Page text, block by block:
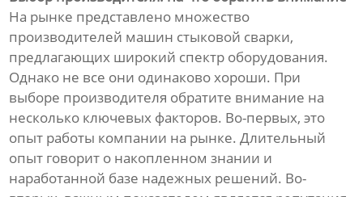
На рынке представлено множество
производителей машин стыковой сварки,
предлагающих широкий спектр оборудования.
Однако не все они одинаково хороши. При
выборе производителя обратите внимание на
несколько ключевых факторов. Во-первых, это
опыт работы компании на рынке. Длительный
опыт говорит о накопленном знании и
наработанной базе надежных решений. Во-